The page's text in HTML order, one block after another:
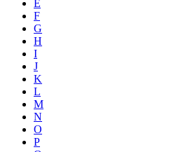
E
F
G
H
I
J
K
L
M
N
O
P